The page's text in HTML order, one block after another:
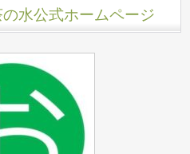
水公式ホームページ